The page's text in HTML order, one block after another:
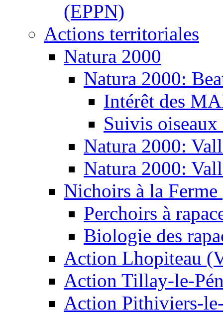
(EPPN)
Actions territoriales
Natura 2000
Natura 2000:
Intérêt des
Suivis oiseaux
Natura 2000:
Natura 2000:
Nichoirs à la
Perchoirs à
Biologie des
Action Lhopiteau
Action Tillay-le-
Action Pithiviers-